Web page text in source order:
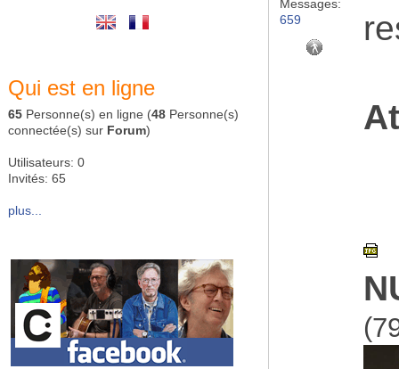
Qui est en ligne
65 Personne(s) en ligne (48 Personne(s)
connectée(s) sur Forum)
Utilisateurs: 0
Invités: 65
plus...
Messages:
659